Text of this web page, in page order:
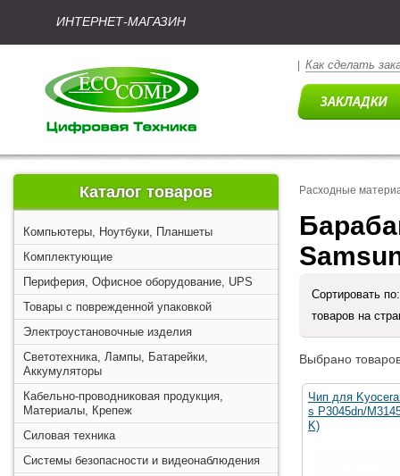
ИНТЕРНЕТ-МАГАЗИН
Как сделать
Каталог товаров
Компьютеры, Ноутбуки, Планшеты
Комплектующие
Периферия, Офисное оборудование, UPS
Товары с поврежденной упаковкой
Электроустановочные изделия
Светотехника, Лампы, Батарейки,
Аккумуляторы
Кабельно-проводниковая продукция,
Материалы, Крепеж
Силовая техника
Системы безопасности и видеонаблюдения
Расходные
Сортировать
товаров на
Выбрано
Чип для
s P3045dn/
K)